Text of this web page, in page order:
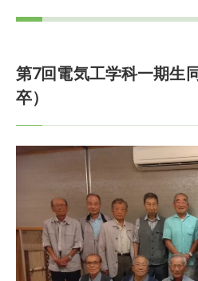
第7回電気工学科一期生
卒）